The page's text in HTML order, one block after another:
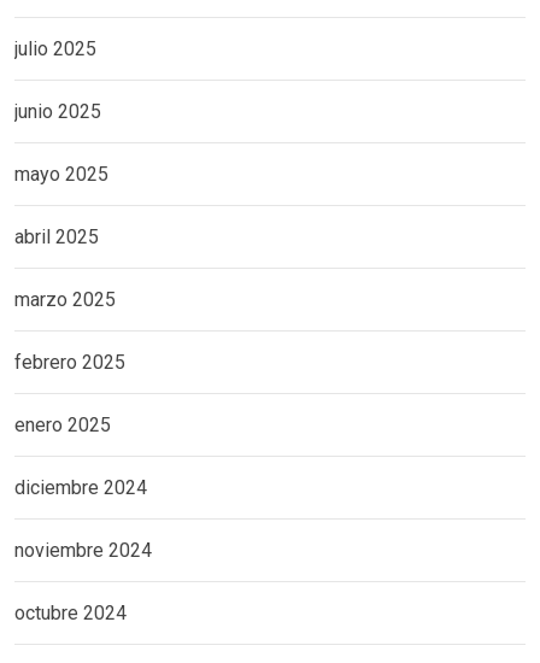
julio 2025
junio 2025
mayo 2025
abril 2025
marzo 2025
febrero 2025
enero 2025
diciembre 2024
noviembre 2024
octubre 2024